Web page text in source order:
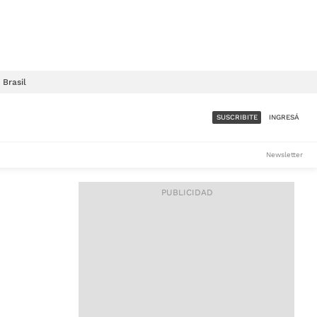
Brasil
ACCESO FULL - $1.800/MES
SUSCRIBITE INGRESÁ
Newsletter